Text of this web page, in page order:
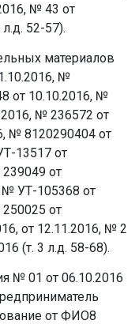
№ 43 от
52-57).
материалов
№
от 10.10.2016, №
№ 236572 от
№ 8120290404 от
13517 от
от
№ УТ-105368 от
от
от 12.11.2016, № 2
(т. 3 л.д. 58-68).
№ 01 от 06.10.2016
от ФИО8